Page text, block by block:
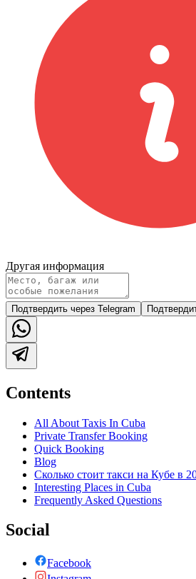
Другая информация
Подтвердить через Telegram
Contents
All About Taxis In Cuba
Private Transfer Booking
Quick Booking
Blog
Сколько стоит такси на Кубе в
Interesting Places in Cuba
Frequently Asked Questions
Social
Facebook